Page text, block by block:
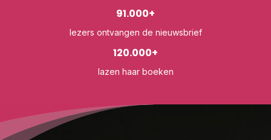
91.000+
lezers ontvangen de nieuwsbrief
120.000+
lazen haar boeken